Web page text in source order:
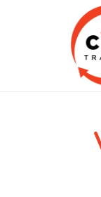
CYP Trading